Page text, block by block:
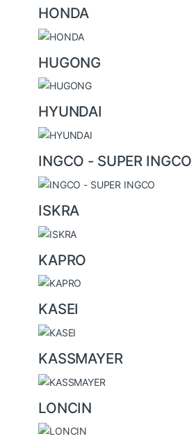
HONDA
HUGONG
HYUNDAI
INGCO - SUPER INGCO
ISKRA
KAPRO
KASEI
KASSMAYER
LONCIN